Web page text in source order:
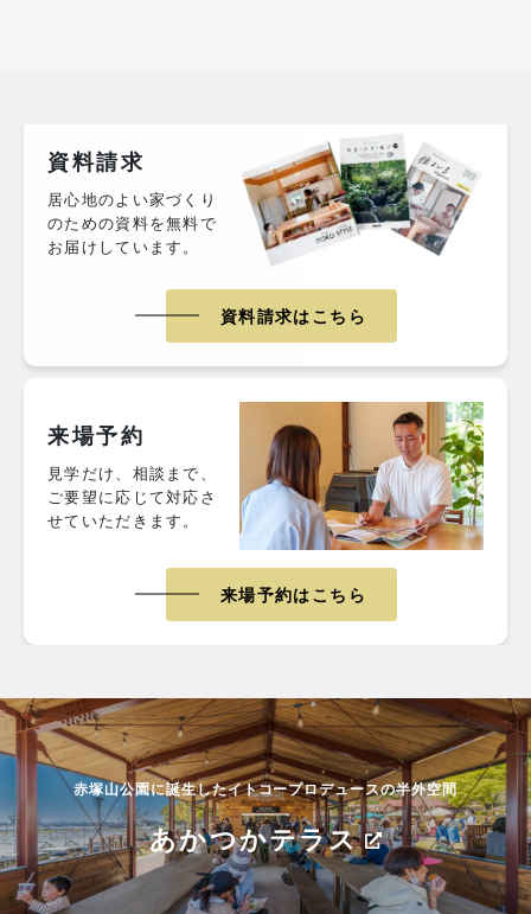
資料請求
居心地のよい家づくり
のための資料を無料で
お届けしています。
資料請求はこちら
来場予約
見学だけ、相談まで、
ご要望に応じて対応さ
せていただきます。
来場予約はこちら
赤塚山公園に誕生したイトコープロデュースの半外空間
あかつかテラス